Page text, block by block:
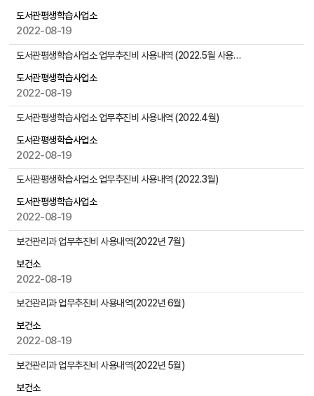
소
게
시
록
으
호
성
부
일
도서관평생학습사업소
2022-08-19
도서관평생학습사업소 업무추진비 사용내역 (2022.5월 사용내역 없음)
도서관평생학습사업소
2022-08-19
도서관평생학습사업소 업무추진비 사용내역 (2022.4월)
도서관평생학습사업소
2022-08-19
도서관평생학습사업소 업무추진비 사용내역 (2022.3월)
도서관평생학습사업소
2022-08-19
보건관리과 업무추진비 사용내역(2022년 7월)
보건소
2022-08-19
보건관리과 업무추진비 사용내역(2022년 6월)
보건소
2022-08-19
보건관리과 업무추진비 사용내역(2022년 5월)
보건소